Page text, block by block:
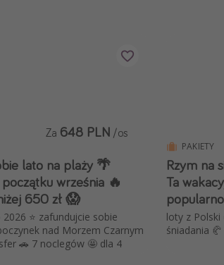
lato na plaży 🌴
początku września 🔥
650 zł 😱
⭐ zafundujcie sobie
nad Morzem Czarnym
🚗 7 noclegów 🤩 dla 4
Za 648 PLN /os
PAKIETY
Rzym na
Ta
loty z
śniadania